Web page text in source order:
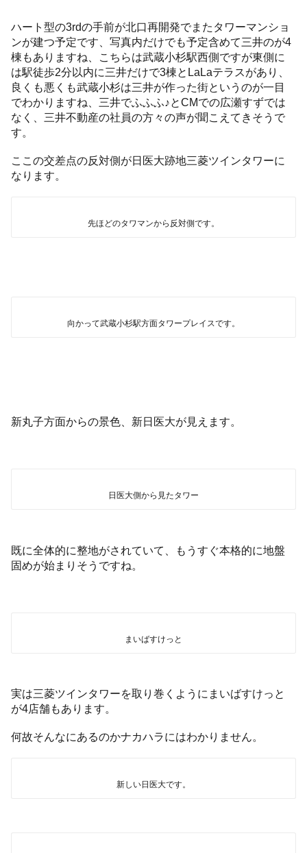
ハート型の3rdの手前が北口再開発でまたタワーマンショ
ンが建つ予定です、写真内だけでも予定含めて三井のが4
棟もありますね、こちらは武蔵小杉駅西側ですが東側に
は駅徒歩2分以内に三井だけで3棟とLaLaテラスがあり、
良くも悪くも武蔵小杉は三井が作った街というのが一目
でわかりますね、三井でふふふ♪とCMでの広瀬すずでは
なく、三井不動産の社員の方々の声が聞こえてきそうで
す。
ここの交差点の反対側が日医大跡地三菱ツインタワーに
なります。
先ほどのタワマンから反対側です。
向かって武蔵小杉駅方面タワープレイスです。
新丸子方面からの景色、新日医大が見えます。
日医大側から見たタワー
既に全体的に整地がされていて、もうすぐ本格的に地盤
固めが始まりそうですね。
まいばすけっと
実は三菱ツインタワーを取り巻くようにまいばすけっと
が4店舗もあります。
何故そんなにあるのかナカハラにはわかりません。
新しい日医大です。